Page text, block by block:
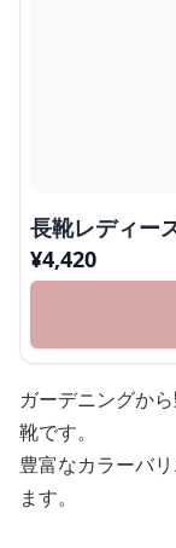
長靴レディー
¥4,420
ガーデニングか
靴です。
豊富なカラーバ
ます。